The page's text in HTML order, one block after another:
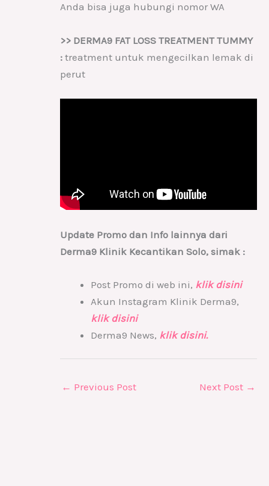
Anda bisa juga hubungi nomor WA
>> DERMA9 FAT LOSS TREATMENT TUMMY
: treatment untuk mengecilkan lemak di
perut
Update Promo dan Info lainnya dari
Derma9 Klinik Kecantikan Solo, simak :
Post Promo di web ini, klik disini
Akun Instagram Klinik Derma9,
klik disini
Derma9 News, klik disini.
← Previous Post Next Post →